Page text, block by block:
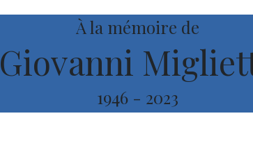
À la mémoire de
Giovanni
1946 - 2023